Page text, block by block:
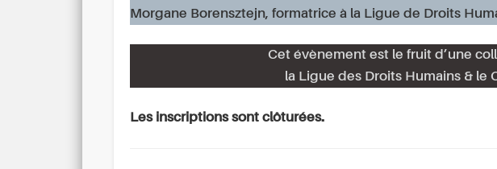
Morgane Borensztejn, formatrice à la Ligue de Droits
Cet évènement est le fruit d’une
la Ligue des Droits Humains & le
Les inscriptions sont clôturées.